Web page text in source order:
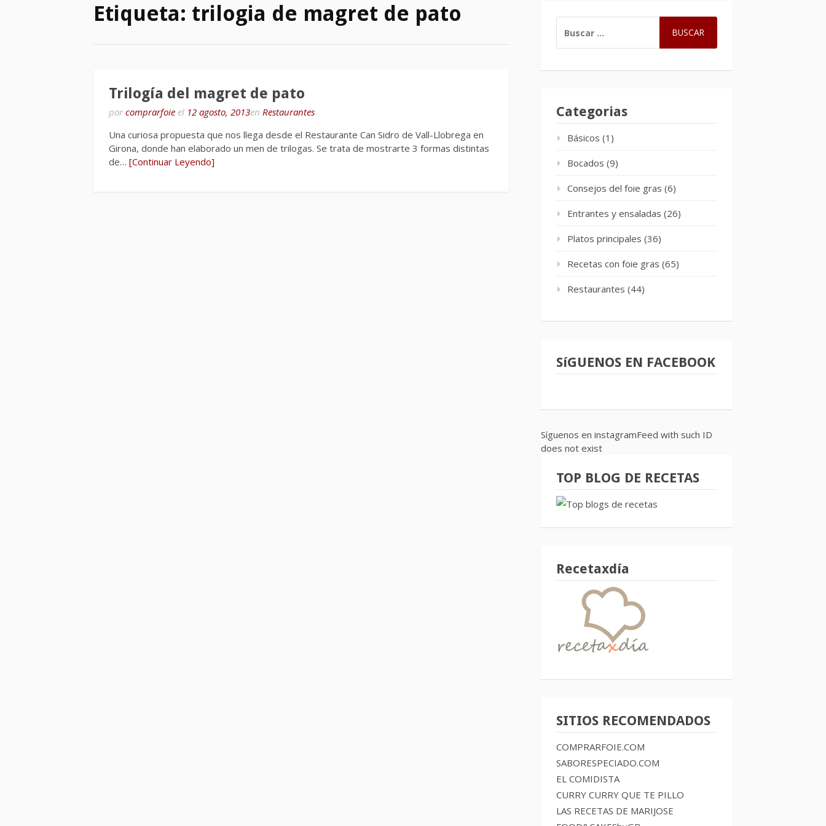
Etiqueta: trilogia de magret de pato
Trilogía del magret de pato
por comprarfoie el 12 agosto, 2013en Restaurantes
Una curiosa propuesta que nos llega desde el Restaurante Can Sidro de Vall-Llobrega en
Girona, donde han elaborado un men de trilogas. Se trata de mostrarte 3 formas distintas
de… [Continuar Leyendo]
Categorias
Básicos (1)
Bocados (9)
Consejos del foie gras (6)
Entrantes y ensaladas (26)
Platos principales (36)
Recetas con foie gras (65)
Restaurantes (44)
SíGUENOS EN FACEBOOK
Síguenos en instagramFeed with such ID
does not exist
TOP BLOG DE RECETAS
Recetaxdía
SITIOS RECOMENDADOS
COMPRARFOIE.COM
SABORESPECIADO.COM
EL COMIDISTA
CURRY CURRY QUE TE PILLO
LAS RECETAS DE MARIJOSE